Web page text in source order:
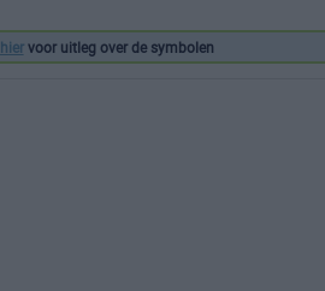
hiervoor uitleg over de symbolen